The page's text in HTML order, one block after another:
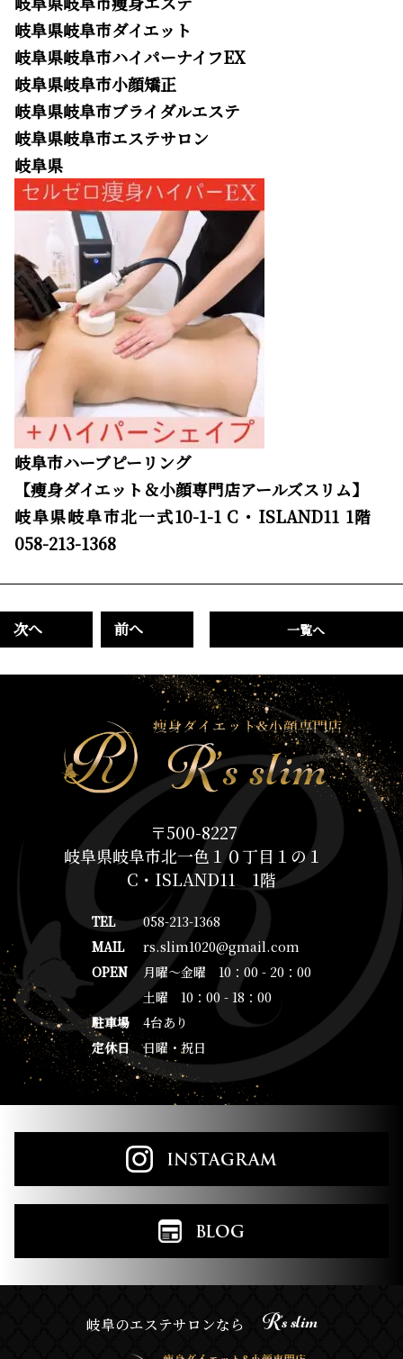
岐阜県岐阜市ダイエット
岐阜県岐阜市ハイパーナイフEX
岐阜県岐阜市小顔矯正
岐阜県岐阜市ブライダルエステ
岐阜県岐阜市エステサロン
岐阜県
岐阜市ハーブピーリング
【痩身ダイエット＆小顔専門店アールズスリム】
岐阜県岐阜市北一式10-1-1 C・ISLAND11 1階
058-213-1368
次へ 前へ 一覧へ
〒500-8227
岐阜県岐阜市北一色１０丁目１の１
C・ISLAND11 1階
TEL
058-213-1368
MAIL
rs.slim1020@gmail.com
OPEN
月曜～金曜 10：00 - 20：00
土曜 10：00 - 18：00
駐車場
4台あり
定休日
日曜・祝日
INSTAGRAM
BLOG
岐阜のエステサロンなら R’s slim